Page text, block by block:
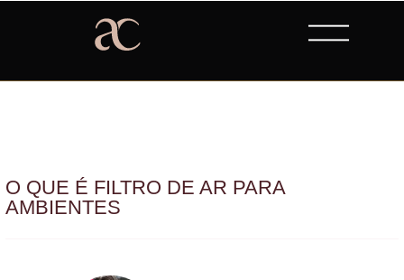
O QUE É FILTRO DE AR PARA
AMBIENTES